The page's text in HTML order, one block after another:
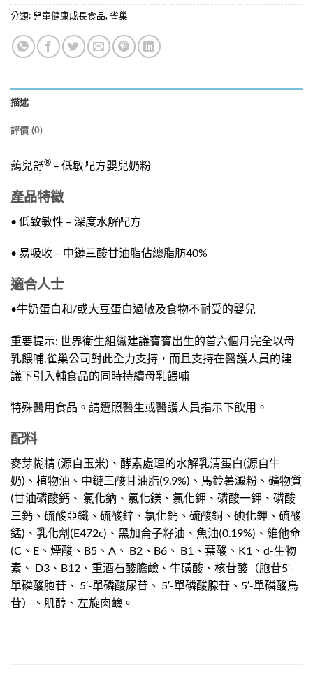
分類: 兒童健康成長食品, 雀巢
描述
評價 (0)
藹兒舒® – 低敏配方嬰兒奶粉
產品特徵
• 低致敏性 – 深度水解配方
• 易吸收 – 中鏈三酸甘油脂佔總脂肪40%
適合人士
•牛奶蛋白和/或大豆蛋白過敏及食物不耐受的嬰兒
重要提示: 世界衛生組織建議寶寶出生的首六個月完全以母
乳餵哺,雀巢公司對此全力支持，而且支持在醫護人員的建
議下引入輔食品的同時持續母乳餵哺
特殊醫用食品。請遵照醫生或醫護人員指示下飲用。
配料
麥芽糊精 (源自玉米)、酵素處理的水解乳清蛋白(源自牛
奶)、植物油、中鏈三酸甘油脂(9.9%)、馬鈴薯澱粉、礦物質
(甘油磷酸鈣、 氯化鈉、氯化鎂、氯化鉀、磷酸一鉀、磷酸
三鈣、硫酸亞鐵、硫酸鋅、氯化鈣、硫酸銅、碘化鉀、硫酸
錳)、乳化劑(E472c)、黑加侖子籽油、魚油(0.19%)、維他命
(C、E、煙酸、B5、A、 B2、B6、 B1、葉酸、K1、d-生物
素、 D3、B12、重酒石酸膽鹼、牛磺酸、核苷酸（胞苷5′-
單磷酸胞苷、 5′-單磷酸尿苷、 5′-單磷酸腺苷、5′-單磷酸鳥
苷）、肌醇、左旋肉鹼。